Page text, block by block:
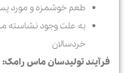
طعم خوشمزه و مورد
به علت وجود نشاسته
خردسالان
فرآیند تولیدسان ماس رامک: